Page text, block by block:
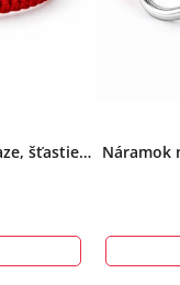
šťastie,
Náramok